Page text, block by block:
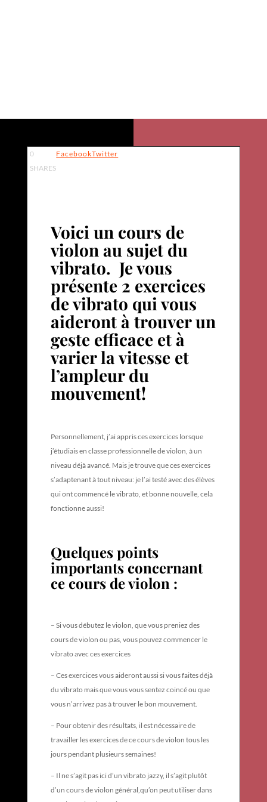
0
SHARES
FacebookTwitter
Voici un cours de
violon au sujet du
vibrato. Je vous
présente 2 exercices
de vibrato qui vous
aideront à trouver un
geste efficace et à
varier la vitesse et
l’ampleur du
mouvement!
Personnellement, j’ai appris ces exercices lorsque
j’étudiais en classe professionnelle de violon, à un
niveau déjà avancé. Mais je trouve que ces exercices
s’adaptenant à tout niveau: je l’ai testé avec des élèves
qui ont commencé le vibrato, et bonne nouvelle, cela
fonctionne aussi!
Quelques points
importants concernant
ce cours de violon :
– Si vous débutez le violon, que vous preniez des
cours de violon ou pas, vous pouvez commencer le
vibrato avec ces exercices
– Ces exercices vous aideront aussi si vous faites déjà
du vibrato mais que vous vous sentez coincé ou que
vous n’arrivez pas à trouver le bon mouvement.
– Pour obtenir des résultats, il est nécessaire de
travailler les exercices de ce cours de violon tous les
jours pendant plusieurs semaines!
– Il ne s’agit pas ici d’un vibrato jazzy, il s’agit plutôt
d’un cours de violon général,qu’on peut utiliser dans